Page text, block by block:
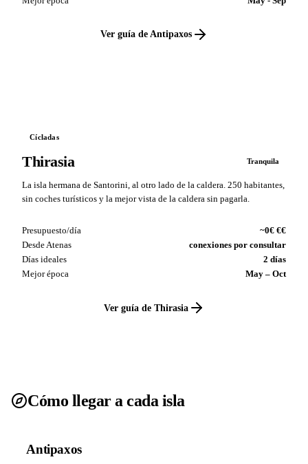
Ver guía de Antipaxos
Cícladas
Thirasia Tranquila
La isla hermana de Santorini, al otro lado de la caldera. 250 habitantes,
sin coches turísticos y la mejor vista de la caldera sin pagarla.
Presupuesto/día
~0€ €€
Desde Atenas
conexiones por consultar
Días ideales
2 días
Mejor época
May – Oct
Ver guía de Thirasia
Cómo llegar a cada isla
Antipaxos